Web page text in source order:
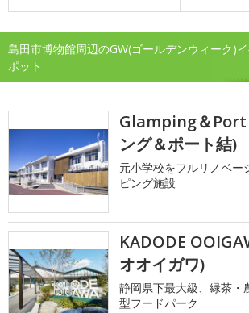
島田市博物館周辺のGW(ゴールデンウィーク)
ポット
Glamping＆Port
ング＆ポート結)
元小学校をフルリノベー
ピング施設
KADODE
オオイガワ)
静岡県下最大級、緑茶・
型フードパーク